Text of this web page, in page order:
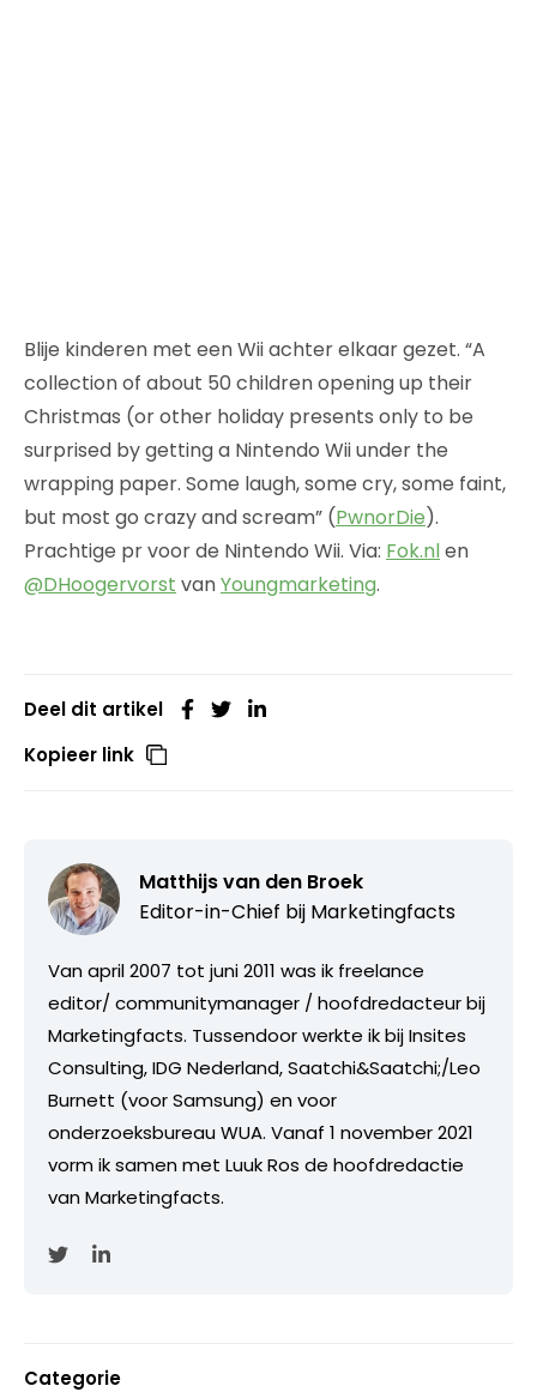
Blije kinderen met een Wii achter elkaar gezet. “A
collection of about 50 children opening up their
Christmas (or other holiday presents only to be
surprised by getting a Nintendo Wii under the
wrapping paper. Some laugh, some cry, some faint,
but most go crazy and scream” (PwnorDie).
Prachtige pr voor de Nintendo Wii. Via: Fok.nlen
@DHoogervorst vanYoungmarketing.
Deel dit artikel
Kopieer link
Matthijs van den Broek
Editor-in-Chief bij Marketingfacts
Van april 2007 tot juni 2011 was ik freelance
editor/ communitymanager / hoofdredacteur bij
Marketingfacts. Tussendoor werkte ik bij Insites
Consulting, IDG Nederland, Saatchi&Saatchi;/Leo
Burnett (voor Samsung) en voor
onderzoeksbureau WUA. Vanaf 1 november 2021
vorm ik samen met Luuk Ros de hoofdredactie
van Marketingfacts.
Categorie